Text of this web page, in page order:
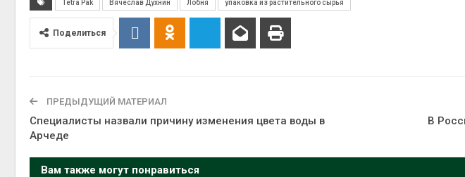
Tetra Pak Вячеслав Духнин Лобня упаковка из растительного сырья
Поделиться
ПРЕДЫДУЩИЙ МАТЕРИАЛ
Специалисты назвали причину изменения цвета воды в
Арчеде
В
Вам также могут понравиться